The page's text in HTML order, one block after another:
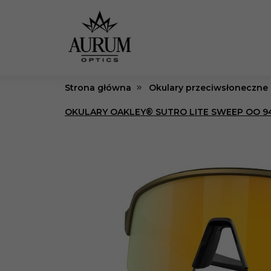
Strona główna Okulary przeciwsłoneczne
OKULARY OAKLEY® SUTRO LITE SWEEP OO